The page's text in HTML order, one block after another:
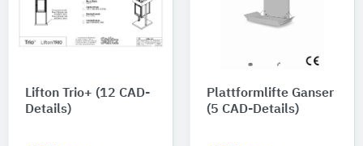
Lifton Trio+ (12 CAD-
Details)
Plattformlifte Ganser
(5 CAD-Details)